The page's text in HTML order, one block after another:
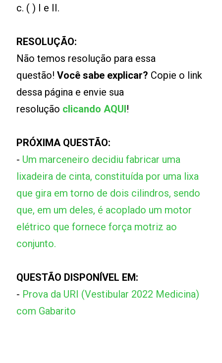
c. ( ) I e II.
RESOLUÇÃO:
Não temos resolução para essa
questão!Você sabe explicar? Copie o link
dessa página e envie sua
resolução clicando AQUI!
PRÓXIMA QUESTÃO:
- Um marceneiro decidiu fabricar uma
lixadeira de cinta, constituída por uma lixa
que gira em torno de dois cilindros, sendo
que, em um deles, é acoplado um motor
elétrico que fornece força motriz ao
conjunto.
QUESTÃO DISPONÍVEL EM:
- Prova da URI (Vestibular 2022 Medicina)
com Gabarito